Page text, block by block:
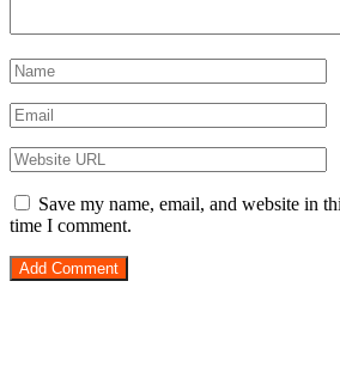
Save my name, email, and website in
time I comment.